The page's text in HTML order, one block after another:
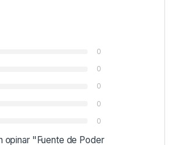
0
0
0
0
0
opinar "Fuente de Poder